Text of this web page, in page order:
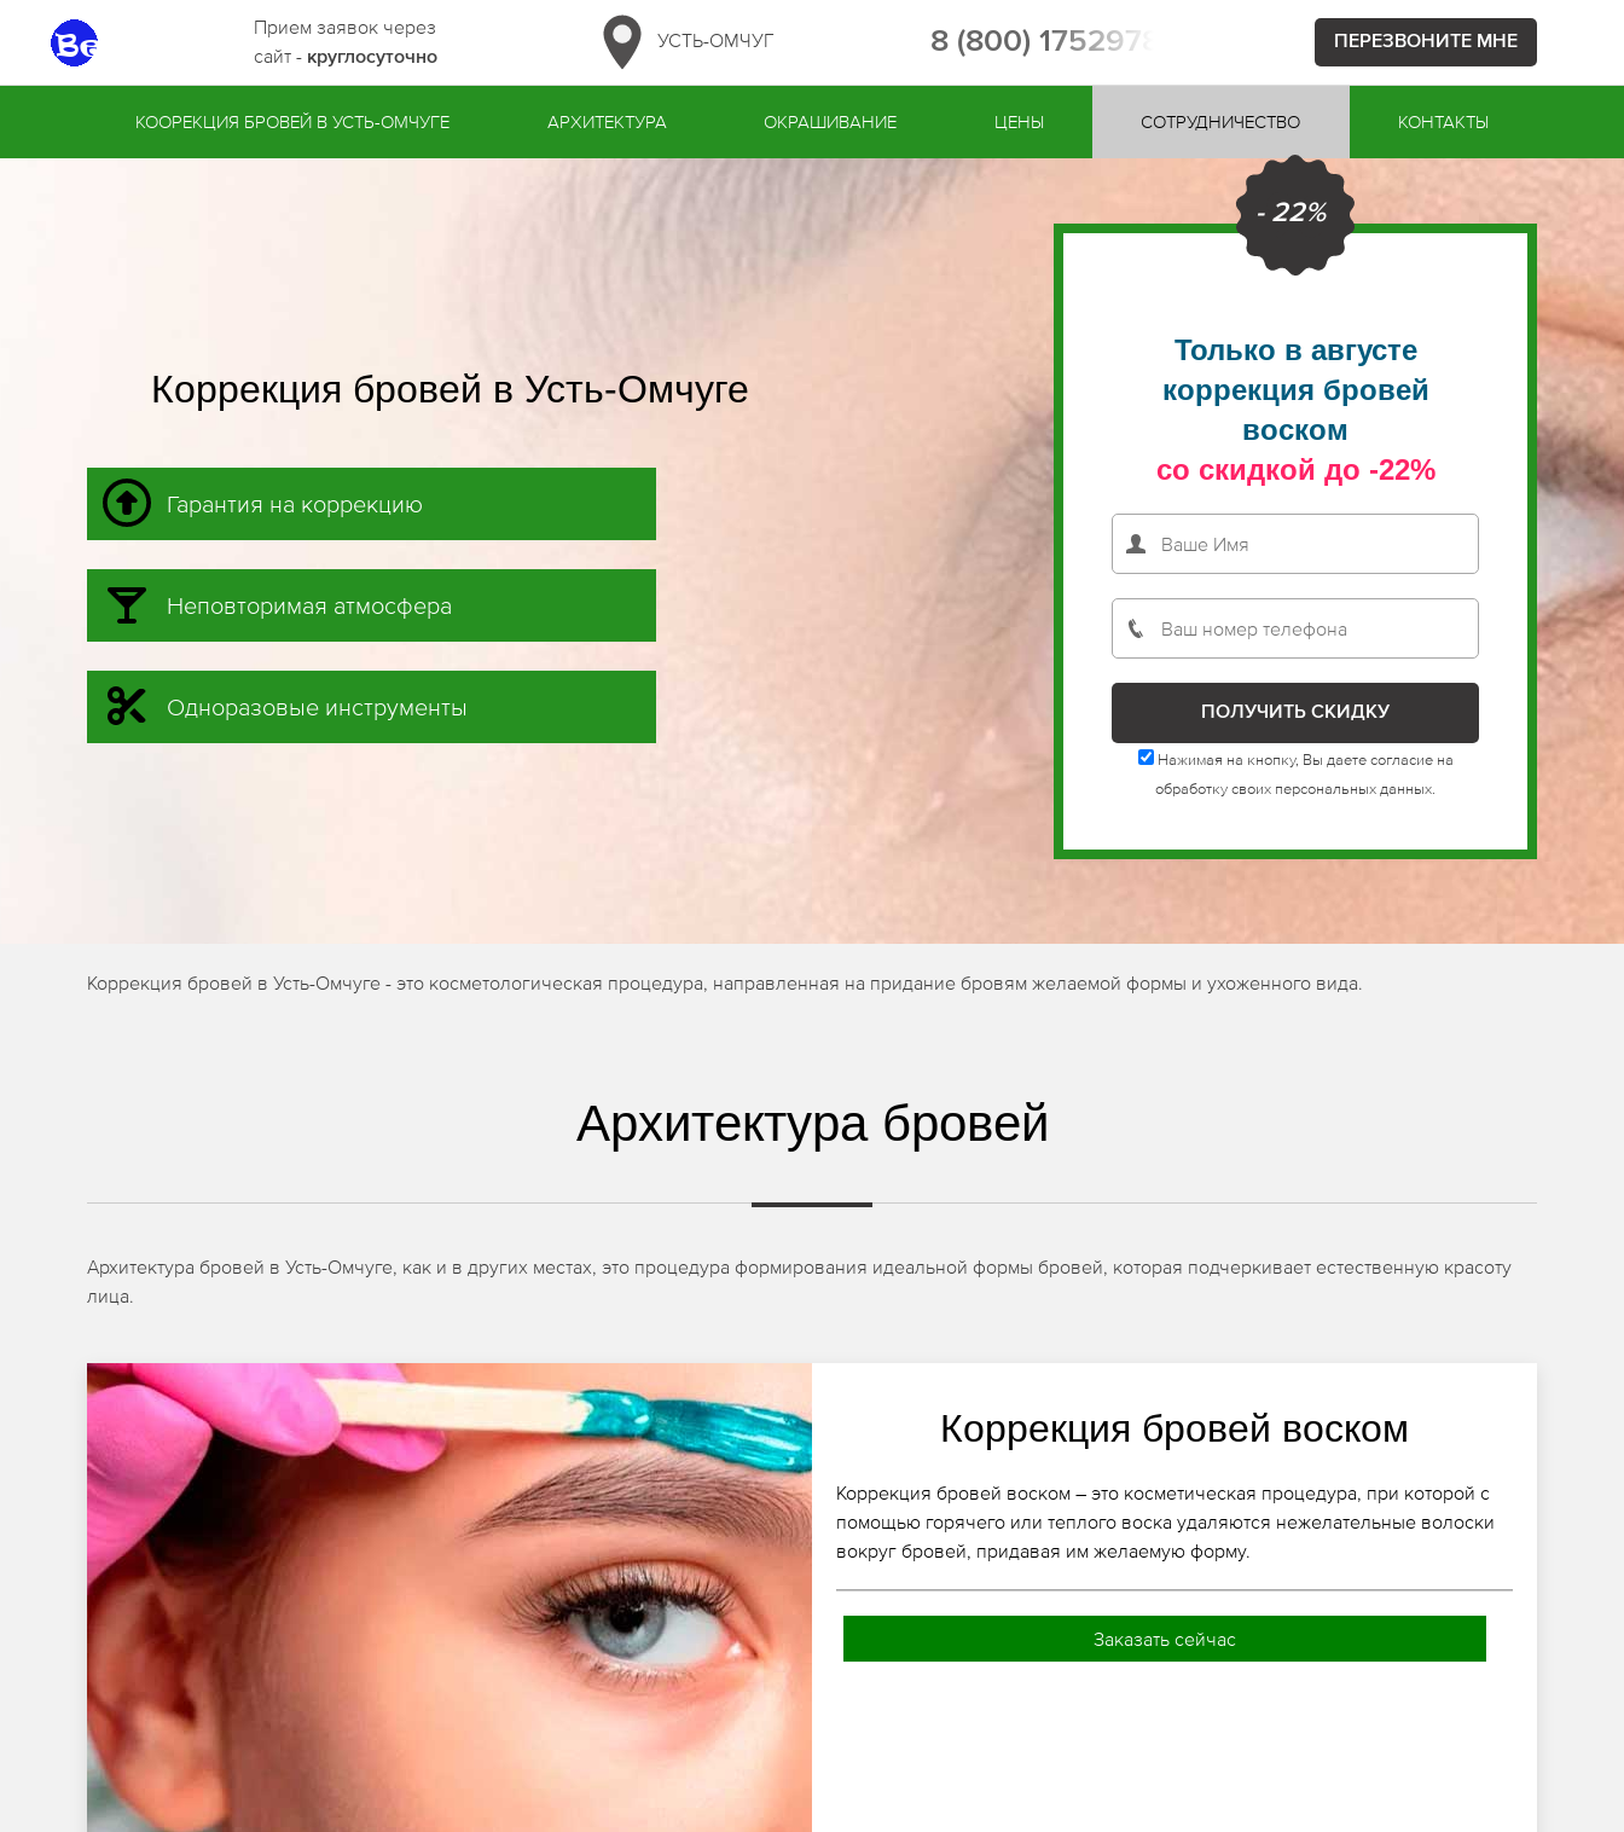
Прием заявок через
сайт - круглосуточно
УСТЬ-ОМЧУГ 8 (800) 1752978 ПЕРЕЗВОНИТЕ МНЕ
КООРЕКЦИЯ БРОВЕЙ В УСТЬ-ОМЧУГЕ АРХИТЕКТУРА ОКРАШИВАНИЕ ЦЕНЫ СОТРУДНИЧЕСТВО КОНТАКТЫ
Коррекция бровей в Усть-Омчуге
Гарантия на коррекцию
Неповторимая атмосфера
Одноразовые инструменты
- 22%
Только в августе
коррекция бровей
воском
со скидкой до -22%
Нажимая на кнопку, Вы даете согласие на
обработку своих персональных данных.
Коррекция бровей в Усть-Омчуге - это косметологическая процедура, направленная на придание бровям желаемой формы и ухоженного вида.
Архитектура бровей
Архитектура бровей в Усть-Омчуге, как и в других местах, это процедура формирования идеальной формы бровей, которая подчеркивает естественную красоту
лица.
Коррекция бровей воском
Коррекция бровей воском – это косметическая процедура, при которой с
помощью горячего или теплого воска удаляются нежелательные волоски
вокруг бровей, придавая им желаемую форму.
Заказать сейчас